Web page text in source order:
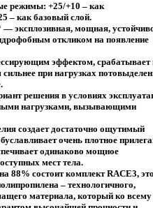
режимы: +25/+10 – как
– как базовый слой.
мощная,
откликом на появление
эффектом, срабатывает
при нагрузках
решения в условиях
нагрузками, вызывающими
создает достаточно ощутимый
очень плотное
одинаково мощное
мест тела.
88% состоит комплектRACE3,
– технологичного,
материала, который ко всему